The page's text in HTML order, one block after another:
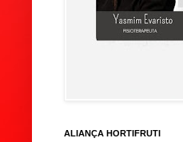
ALIANÇA HORTIFRUTI